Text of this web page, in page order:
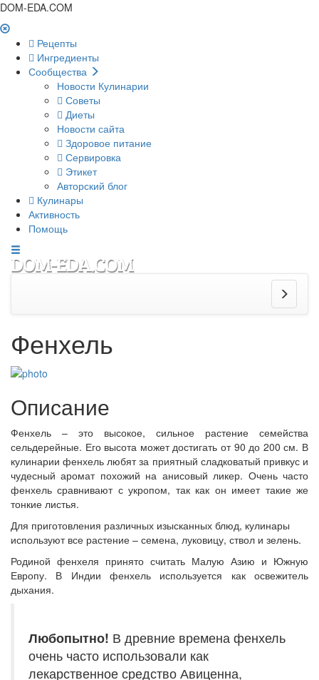
DOM-EDA.COM
Рецепты
Ингредиенты
Сообщества
Новости Кулинарии
Советы
Диеты
Новости сайта
Здоровое питание
Сервировка
Этикет
Авторский блог
Кулинары
Активность
Помощь
Фенхель
Описание
Фенхель – это высокое, сильное растение семейства
сельдерейные. Его высота может достигать от 90 до 200 см. В
кулинарии фенхель любят за приятный сладковатый привкус и
чудесный аромат похожий на анисовый ликер. Очень часто
фенхель сравнивают с укропом, так как он имеет такие же
тонкие листья.
Для приготовления различных изысканных блюд, кулинары
используют все растение – семена, луковицу, ствол и зелень.
Родиной фенхеля принято считать Малую Азию и Южную
Европу. В Индии фенхель используется как освежитель
дыхания.
Любопытно! В древние времена фенхель
очень часто использовали как
лекарственное средство Авиценна,